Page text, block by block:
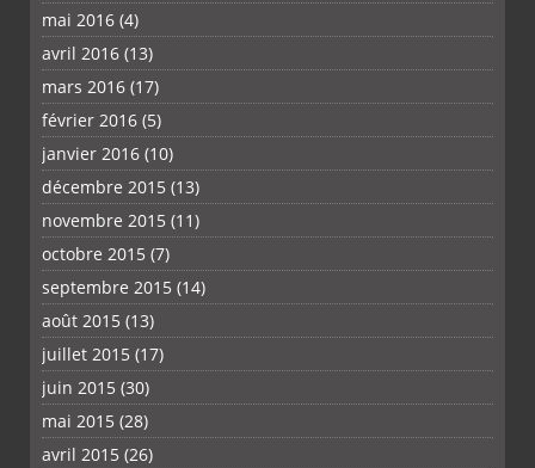
mai 2016 (4)
avril 2016 (13)
mars 2016 (17)
février 2016 (5)
janvier 2016 (10)
décembre 2015 (13)
novembre 2015 (11)
octobre 2015 (7)
septembre 2015 (14)
août 2015 (13)
juillet 2015 (17)
juin 2015 (30)
mai 2015 (28)
avril 2015 (26)